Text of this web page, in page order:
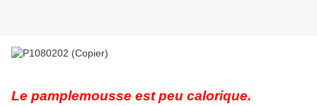
Le pamplemousse est peu calorique.